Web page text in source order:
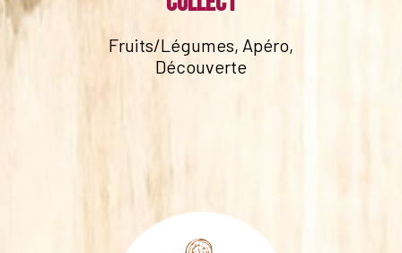
Fruits/Légumes, Apéro,
Découverte